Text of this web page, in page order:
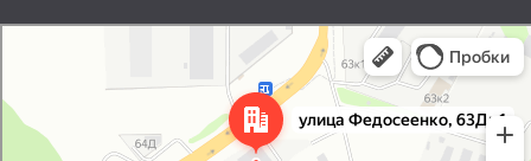
Нижний Новгород
Улица Федосеенко, 63Дк1 —
Яндекс Карты